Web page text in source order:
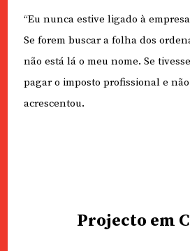
“Eu nunca estive ligado à
Se forem buscar a folha dos
não está lá o meu nome. Se
pagar o imposto profissional e não
acrescentou.
Projecto em